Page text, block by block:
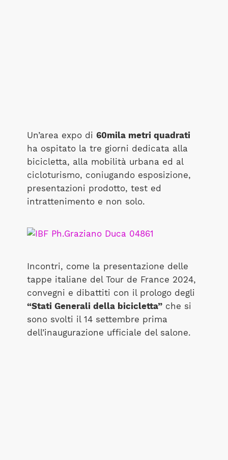
Un’area expo di 60mila metri quadrati
ha ospitato la tre giorni dedicata alla
bicicletta, alla mobilità urbana ed al
cicloturismo, coniugando esposizione,
presentazioni prodotto, test ed
intrattenimento e non solo.
Incontri, come la presentazione delle
tappe italiane del Tour de France 2024,
convegni e dibattiti con il prologo degli
“Stati Generali della bicicletta”che si
sono svolti il 14 settembre prima
dell’inaugurazione ufficiale del salone.